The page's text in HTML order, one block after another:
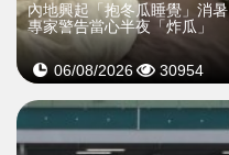
內地興起「抱冬瓜睡覺」消暑
專家警告當心半夜「炸瓜」
06/08/2026 30954